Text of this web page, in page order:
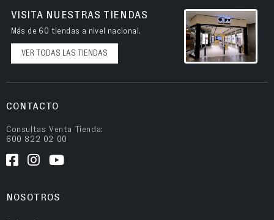
VISITA NUESTRAS TIENDAS
Más de 60 tiendas a nivel nacional.
VER TODAS LAS TIENDAS
CONTACTO
Consultas Venta Tienda:
600 822 02 00
NOSOTROS